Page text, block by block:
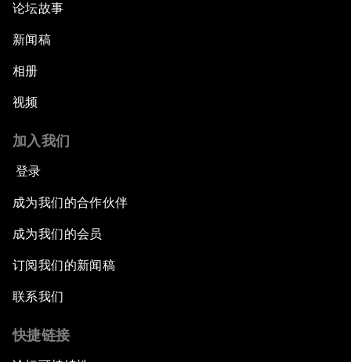
论坛故事
新闻稿
相册
视频
加入我们
登录
成为我们的合作伙伴
成为我们的会员
订阅我们的新闻稿
联系我们
快捷链接